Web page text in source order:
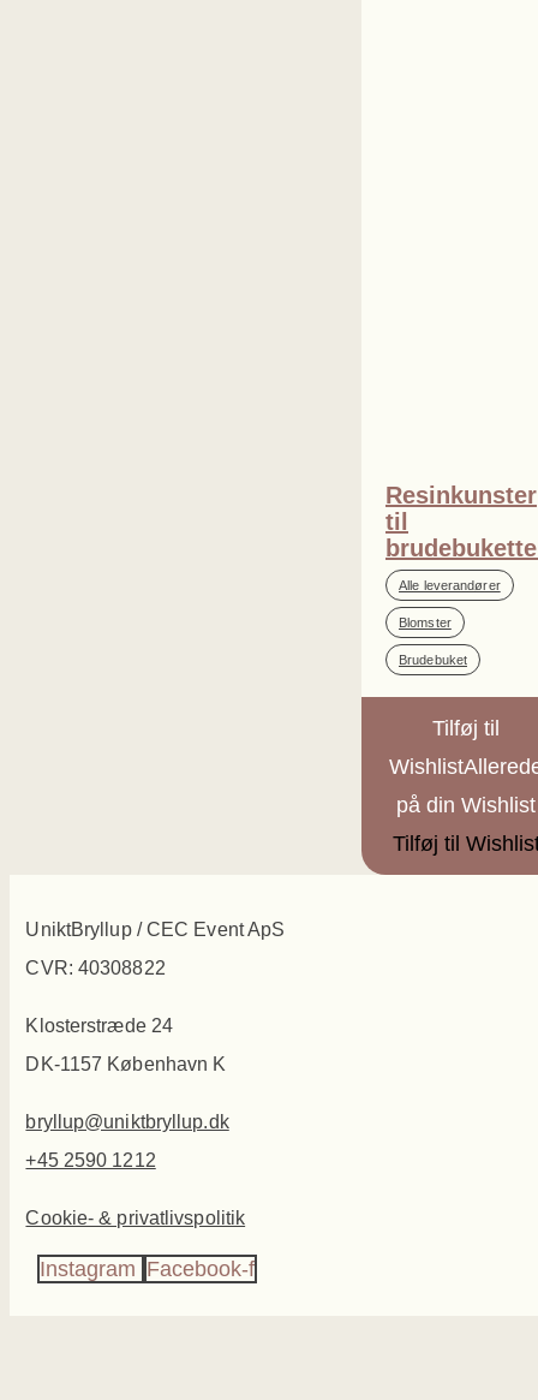
Resinkunster
til
Alle leverandører ,
Blomster ,
Brudebuket
Tilføj til
Wishlist
på din Wishlist
Tilføj til
UniktBryllup / CEC Event ApS
CVR: 40308822
Klosterstræde 24
DK-1157 København K
bryllup@uniktbryllup.dk
+45 2590 1212
Cookie- & privatlivspolitik
Instagram Facebook-f